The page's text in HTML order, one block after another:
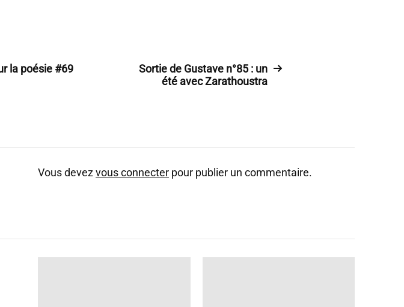
la poésie #69
Sortie de Gustave n°85 : un
été avec Zarathoustra
Vous devezvous connecter pour publier un commentaire.